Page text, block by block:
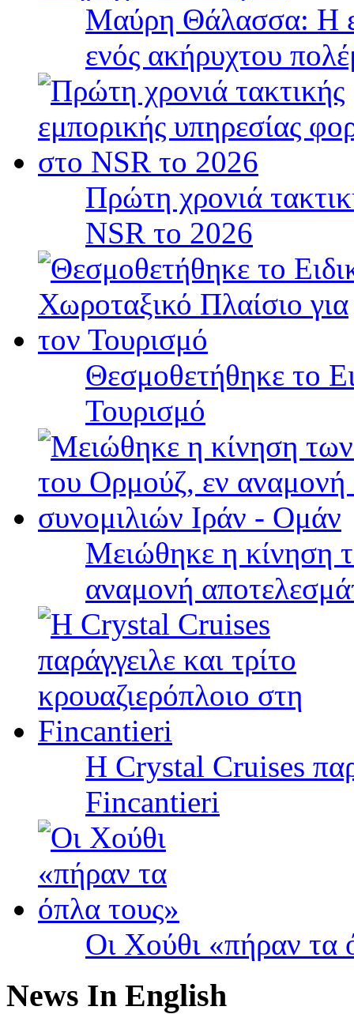
Μαύρη Θάλασσα: Η
ενός ακήρυχτου
Πρώτη χρονιά
NSR το 2026
Θεσμοθετήθηκε το
Τουρισμό
Μειώθηκε η κίνηση
αναμονή
Η Crystal Cruises
Fincantieri
Οι Χούθι «πήραν τα
News In English